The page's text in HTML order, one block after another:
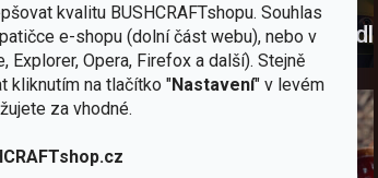
kvalitu BUSHCRAFTshopu. Souhlas
e-shopu (dolní část webu), nebo v
Opera, Firefox a další). Stejně
kliknutím na tlačítko "Nastavení" v levém
za vhodné.
NožeSekerykartušeNádobíškrtadla